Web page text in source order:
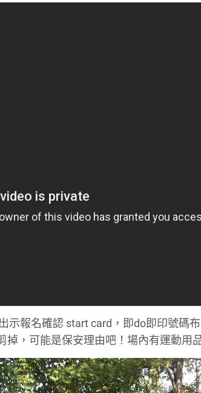
示報名確認 start card，即do即印號碼
，可能是保安理由吧！場內有運動用